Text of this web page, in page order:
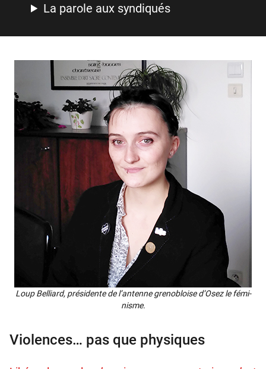
La parole aux syn­di­qués
Loup Bel­liard, pré­si­dente de l’antenne gre­no­bloise d’Osez le fémi­
nisme.
Violences… pas que physiques